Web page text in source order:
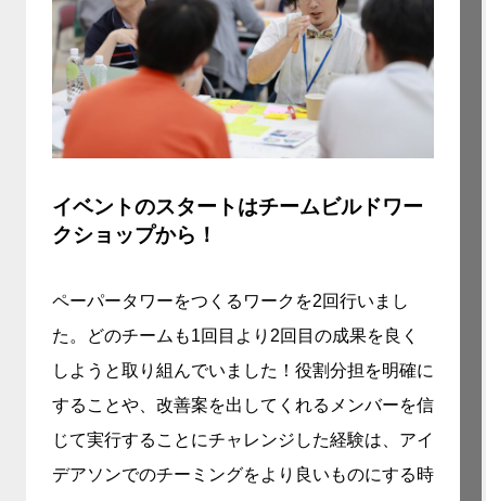
イベントのスタートはチームビルドワー
クショップから！
ペーパータワーをつくるワークを2回行いまし
た。どのチームも1回目より2回目の成果を良く
しようと取り組んでいました！役割分担を明確に
することや、改善案を出してくれるメンバーを信
じて実行することにチャレンジした経験は、アイ
デアソンでのチーミングをより良いものにする時